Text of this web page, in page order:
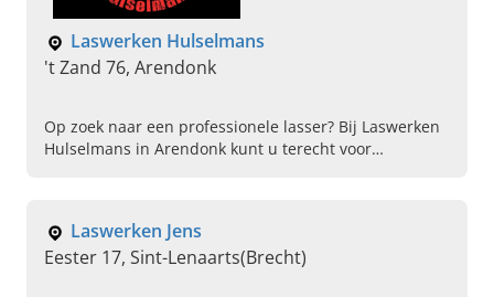
Laswerken Hulselmans
't Zand 76, Arendonk
Op zoek naar een professionele lasser? Bij Laswerken
Hulselmans in Arendonk kunt u terecht voor
Laswerken Jens
Eester 17, Sint-Lenaarts(Brecht)